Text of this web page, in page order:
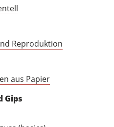
Reproduktion
aus Papier
Gips